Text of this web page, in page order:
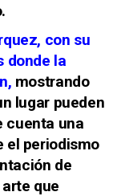
con su
donde la
mostrando
lugar pueden
cuenta una
el periodismo
de
que